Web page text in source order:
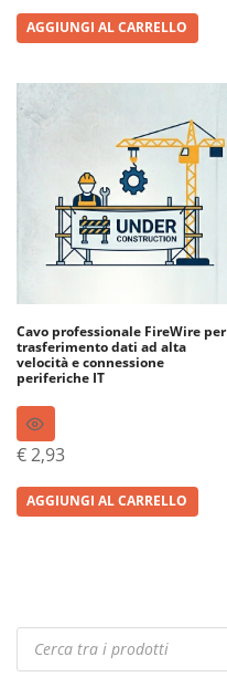
AGGIUNGI AL CARRELLO
Cavo professionale FireWire per
trasferimento dati ad alta
velocità e connessione
periferiche IT
€2,93
AGGIUNGI AL CARRELLO
Products
search